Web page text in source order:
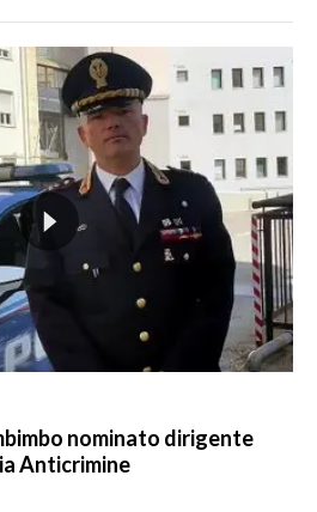
nominato dirigente
Anticrimine